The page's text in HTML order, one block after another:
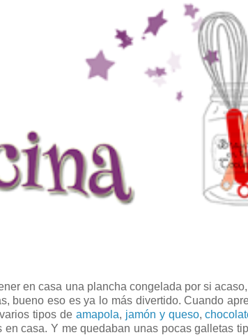
en casa una plancha congelada por si
bueno eso es ya lo más divertido. Cuando
tipos de amapola, jamón y queso,
casa. Y me quedaban unas pocas galletas